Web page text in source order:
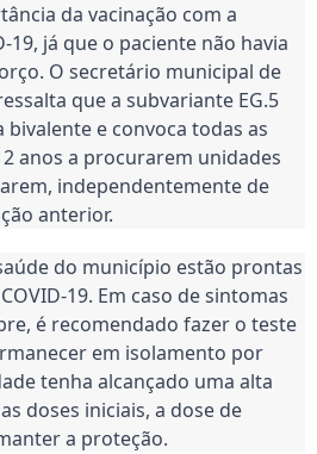
da vacinação com a
19, já que o paciente não havia
O secretário municipal de
que a subvariante EG.5
e convoca todas as
anos a procurarem unidades
independentemente de
anterior.
do município estão prontas
19. Em caso de sintomas
é recomendado fazer o teste
em isolamento por
tenha alcançado uma alta
doses iniciais, a dose de
a proteção.